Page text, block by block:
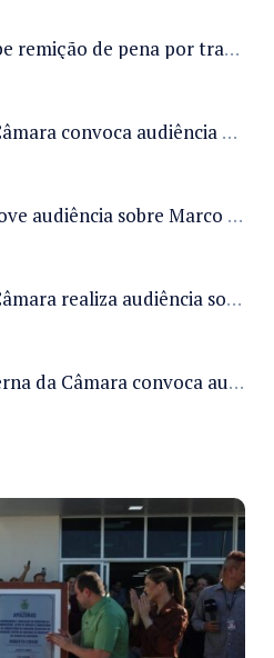
PL 82/26 proíbe remição de pena por trabalho em funções militares para condenados por crimes contra o Estado Democrático de Direito
Comissão da Câmara convoca audiência para discutir misoginia nas escolas e universidades após divulgação de listas misóginas
Câmara promove audiência sobre Marco de Fomento à Economia Digital e impactos da inteligência artificial
Comissão da Câmara realiza audiência sobre apostas online para medir o tamanho do mercado ilegal
Comissão externa da Câmara convoca audiência pública sobre chuvas na Zona da Mata de Minas Gerais e impactos em Juiz de Fora